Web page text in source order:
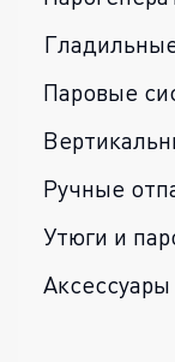
Паровые
Ручные
Утюги и
Аксессуары